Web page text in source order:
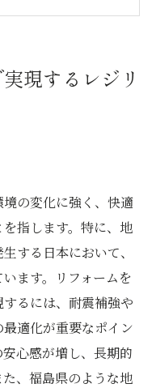
した住宅設計
な住宅
現するリフォー
入
保の工夫
したリフォーム
技術
住まい
エントハウスのリ
現するレジリ
の変化に強く、快適
指します。特に、地
する日本において、
ます。リフォームを
るには、耐震補強や
適化が重要なポイン
心感が増し、長期的
、福島県のような地